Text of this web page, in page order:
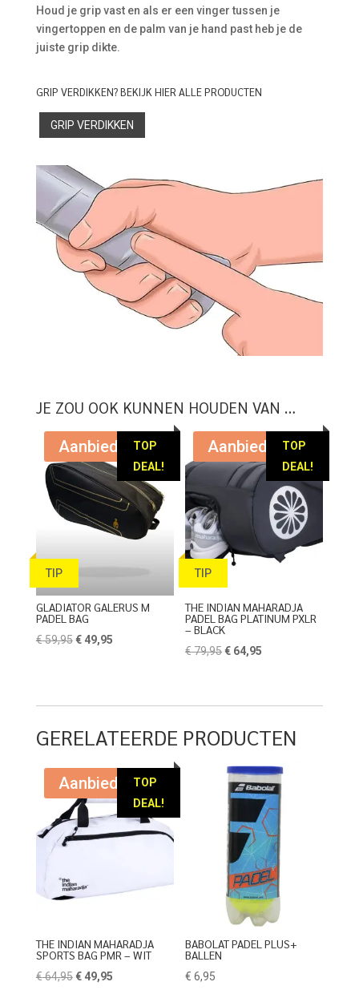
Houd je grip vast en als er een vinger tussen je
vingertoppen en de palm van je hand past heb je de
juiste grip dikte.
GRIP VERDIKKEN? BEKIJK HIER ALLE PRODUCTEN
GRIP VERDIKKEN
JE ZOU OOK KUNNEN HOUDEN VAN …
TOP
DEAL!
TIP
Aanbieding!
GLADIATOR GALERUS M
PADEL BAG
€59,95 Oorspronkelijke
€49,95Huidige
TOP
DEAL!
TIP
Aanbieding!
THE INDIAN MAHARADJA
PADEL BAG PLATINUM PXLR
– BLACK
€79,95Oorspronkelijke
€ 64,95
GERELATEERDE PRODUCTEN
TOP
DEAL!
Aanbieding!
THE INDIAN MAHARADJA
SPORTS BAG PMR – WIT
€64,95 Oorspronkelijke
€49,95Huidige
BABOLAT PADEL PLUS+
BALLEN
€ 6,95